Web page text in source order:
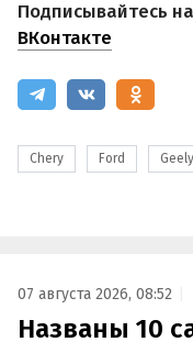
Подписывайтесь
ВКонтакте
Chery Ford Geely
07 августа 2026, 08:52
Названы 10